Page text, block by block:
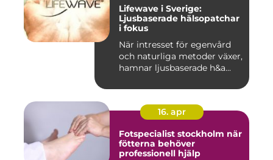
Lifewave i Sverige:
Ljusbaserade hälsopatchar
i fokus
När intresset för egenvård
och naturliga metoder växer,
hamnar ljusbaserade h&a...
16. apr
Fotspecialist stockholm när
fötterna behöver
professionell hjälp